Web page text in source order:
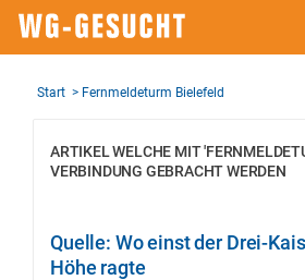
Start Fernmeldeturm Bielefeld
ARTIKEL WELCHE MIT
VERBINDUNG GEBRACHT WERDEN
Quelle: Wo einst der Drei-
Höhe ragte